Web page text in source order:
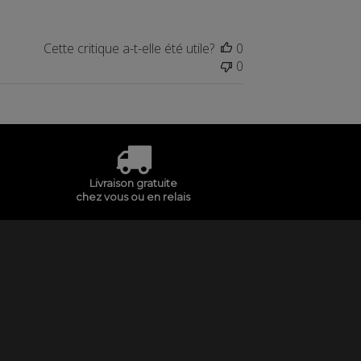
Cette critique a-t-elle été utile?
0
0
Livraison gratuite
chez vous ou en relais